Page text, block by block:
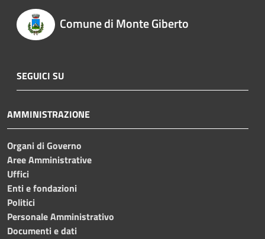
Comune di Monte Giberto
SEGUICI SU
AMMINISTRAZIONE
Organi di Governo
Aree Amministrative
Uffici
Enti e fondazioni
Politici
Personale Amministrativo
Documenti e dati